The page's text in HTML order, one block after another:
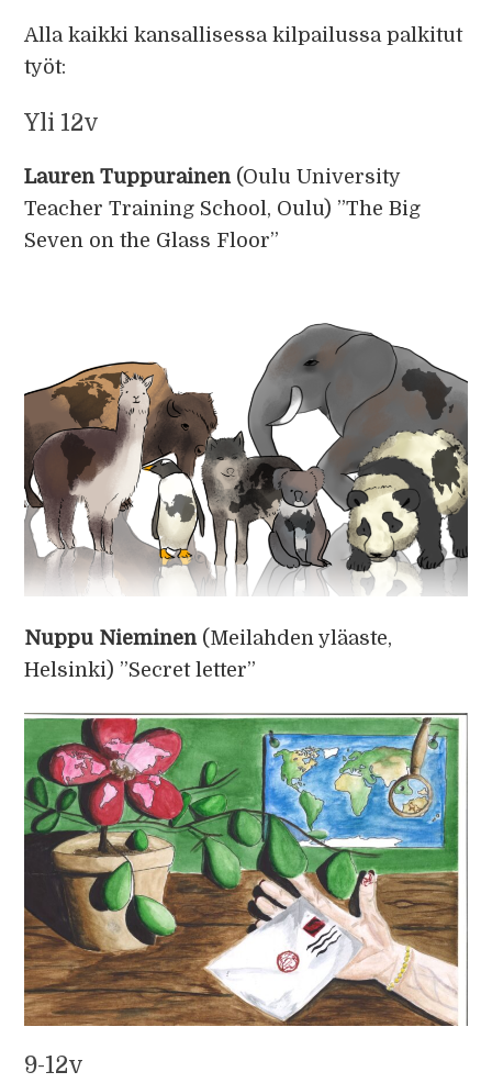
Alla kaikki kansallisessa kilpailussa palkitut
työt:
Yli 12v
Lauren Tuppurainen(Oulu University
Teacher Training School, Oulu) ”The Big
Seven on the Glass Floor”
Nuppu Nieminen(Meilahden yläaste,
Helsinki) ”Secret letter”
9-12v